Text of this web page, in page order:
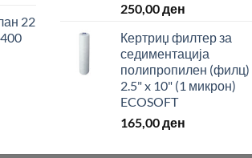
22
250,00ден
Кертриџ филтер за
седиментација
полипропилен (филц)
2.5" x 10" (1 микрон)
ECOSOFT
165,00ден